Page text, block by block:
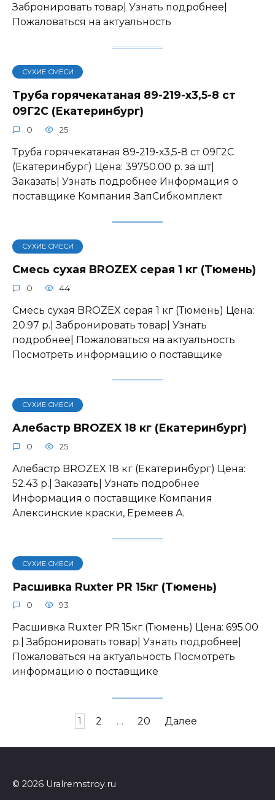
Забронировать товар| Узнать подробнее|
Пожаловаться на актуальность
СУХИЕ СМЕСИ
Труба горячекатаная 89-219-х3,5-8 ст
09Г2С (Екатеринбург)
0 25
Труба горячекатаная 89-219-х3,5-8 ст 09Г2С
(Екатеринбург) Цена: 39750.00 р. за шт|
Заказать| Узнать подробнее Информация о
поставщике Компания ЗапСибкомплект
СУХИЕ СМЕСИ
Смесь сухая BROZEX серая 1 кг (Тюмень)
0 44
Смесь сухая BROZEX серая 1 кг (Тюмень) Цена:
20.97 р.| Забронировать товар| Узнать
подробнее| Пожаловаться на актуальность
Посмотреть информацию о поставщике
СУХИЕ СМЕСИ
Алебастр BROZEX 18 кг (Екатеринбург)
0 25
Алебастр BROZEX 18 кг (Екатеринбург) Цена:
52.43 р.| Заказать| Узнать подробнее
Информация о поставщике Компания
Алексинские краски, Еремеев А.
СУХИЕ СМЕСИ
Расшивка Ruxter PR 15кг (Тюмень)
0 93
Расшивка Ruxter PR 15кг (Тюмень) Цена: 695.00
р.| Забронировать товар| Узнать подробнее|
Пожаловаться на актуальность Посмотреть
информацию о поставщике
записям
1 2 … 20 Далее
© 2026 Uralremstroy.ru